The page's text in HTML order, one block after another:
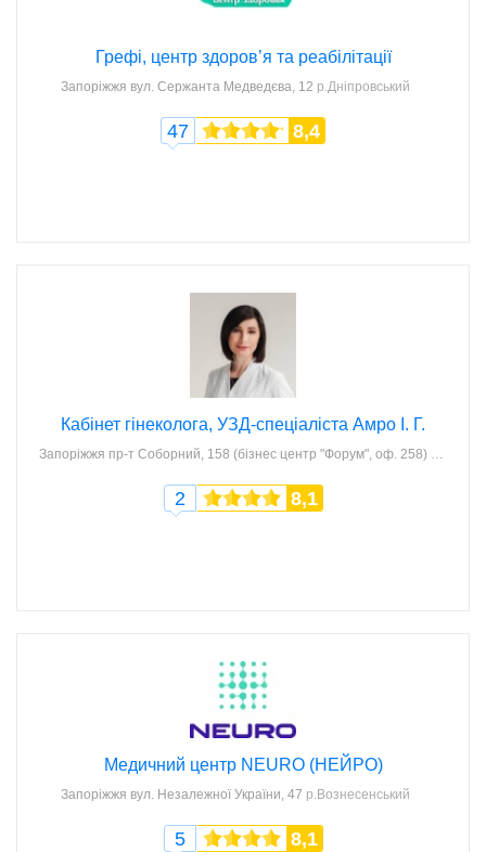
Грефі, центр здоров’я та реабілітації
Запоріжжя вул. Сержанта Медведєва, 12 р.Дніпровський
47 8,4
Кабінет гінеколога, УЗД-спеціаліста Амро І. Г.
Запоріжжя пр-т Соборний, 158 (бізнес центр "Форум", оф. 258)
2 8,1
Медичний центр NEURO (НЕЙРО)
Запоріжжя вул. Незалежної України, 47 р.Вознесенський
5 8,1